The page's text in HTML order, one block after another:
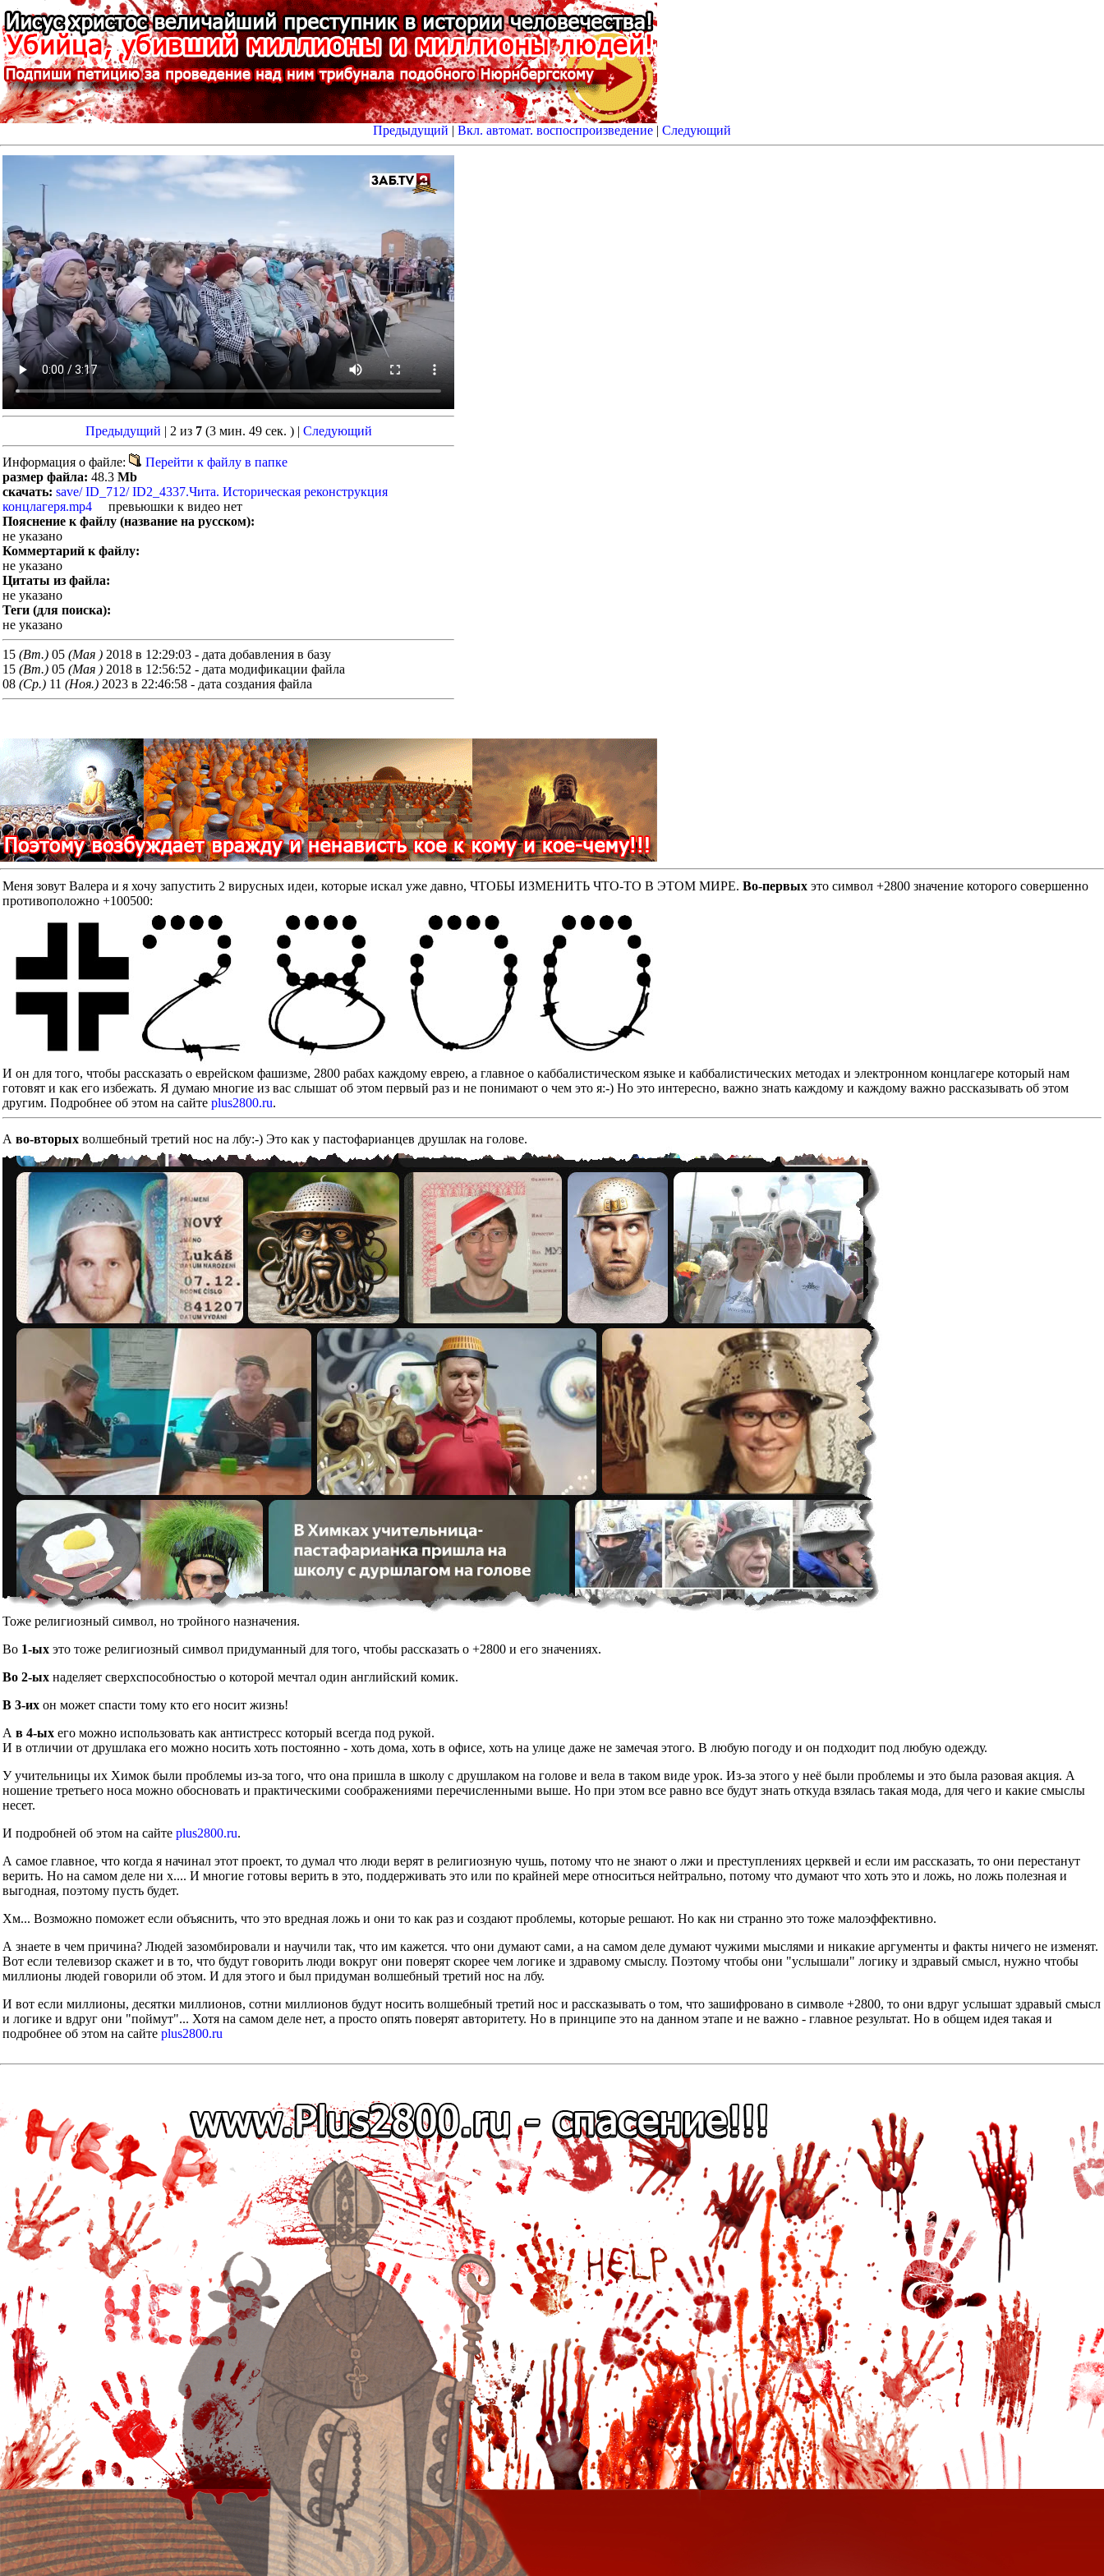
Предыдущий | Вкл. автомат. воспоспроизведение | Следующий
Предыдущий | 2 из 7 (3 мин. 49 сек. )| Следующий
Информация о файле:
Перейти к файлу в папке
размер файла: 48.3 Mb
скачать: save/ ID_712/ ID2_4337.Чита. Историческая реконструкция
концлагеря.mp4 превьюшки к видео нет
Пояснение к файлу (название на русском):
не указано
Коммертарий к файлу:
не указано
Цитаты из файла:
не указано
Теги (для поиска):
не указано
15 (Вт.) 05 (Мая ) 2018 в 12:29:03 - дата добавления в базу
15 (Вт.) 05 (Мая ) 2018 в 12:56:52 - дата модификации файла
08 (Ср.) 11 (Ноя.) 2023 в 22:46:58 - дата создания файла
Меня зовут Валера и я хочу запустить 2 вирусных идеи, которые искал уже давно, ЧТОБЫ ИЗМЕНИТЬ ЧТО-ТО В ЭТОМ МИРЕ. Во-первых это символ +2800 значение которого совершенно
противоположно +100500:
И он для того, чтобы рассказать о еврейском фашизме, 2800 рабах каждому еврею, а главное о каббалистическом языке и каббалистических методах и электронном концлагере который нам
готовят и как его избежать. Я думаю многие из вас слышат об этом первый раз и не понимают о чем это я:-) Но это интересно, важно знать каждому и каждому важно рассказывать об этом
другим. Подробнее об этом на сайте plus2800.ru.
А во-вторых волшебный третий нос на лбу:-) Это как у пастофарианцев друшлак на голове.
Тоже религиозный символ, но тройного назначения.
Во 1-ых это тоже религиозный символ придуманный для того, чтобы рассказать о +2800 и его значениях.
Во 2-ых наделяет сверхспособностью о которой мечтал один английский комик.
В 3-их он может спасти тому кто его носит жизнь!
А в 4-ых его можно использовать как антистресс который всегда под рукой.
И в отличии от друшлака его можно носить хоть постоянно - хоть дома, хоть в офисе, хоть на улице даже не замечая этого. В любую погоду и он подходит под любую одежду.
У учительницы их Химок были проблемы из-за того, что она пришла в школу с друшлаком на голове и вела в таком виде урок. Из-за этого у неё были проблемы и это была разовая акция. А
ношение третьего носа можно обосновать и практическими соображениями перечисленными выше. Но при этом все равно все будут знать откуда взялась такая мода, для чего и какие смыслы
несет.
И подробней об этом на сайте plus2800.ru.
А самое главное, что когда я начинал этот проект, то думал что люди верят в религиозную чушь, потому что не знают о лжи и преступлениях церквей и если им рассказать, то они перестанут
верить. Но на самом деле ни х.... И многие готовы верить в это, поддерживать это или по крайней мере относиться нейтрально, потому что думают что хоть это и ложь, но ложь полезная и
выгодная, поэтому пусть будет.
Хм... Возможно поможет если объяснить, что это вредная ложь и они то как раз и создают проблемы, которые решают. Но как ни странно это тоже малоэффективно.
А знаете в чем причина? Людей зазомбировали и научили так, что им кажется. что они думают сами, а на самом деле думают чужими мыслями и никакие аргументы и факты ничего не изменят.
Вот если телевизор скажет и в то, что будут говорить люди вокруг они поверят скорее чем логике и здравому смыслу. Поэтому чтобы они "услышали" логику и здравый смысл, нужно чтобы
миллионы людей говорили об этом. И для этого и был придуман волшебный третий нос на лбу.
И вот если миллионы, десятки миллионов, сотни миллионов будут носить волшебный третий нос и рассказывать о том, что зашифровано в символе +2800, то они вдруг услышат здравый смысл
и логике и вдруг они "поймут"... Хотя на самом деле нет, а просто опять поверят авторитету. Но в принципе это на данном этапе и не важно - главное результат. Но в общем идея такая и
подробнее об этом на сайте plus2800.ru